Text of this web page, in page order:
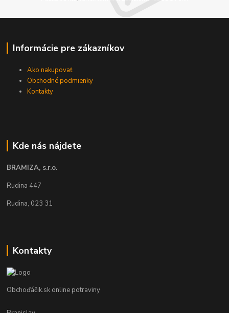
Informácie pre zákazníkov
Ako nakupovať
Obchodné podmienky
Kontakty
Kde nás nájdete
BRAMIZA, s.r.o.
Rudina 447
Rudina, 023 31
Kontakty
Obchoďáčik.sk online potraviny